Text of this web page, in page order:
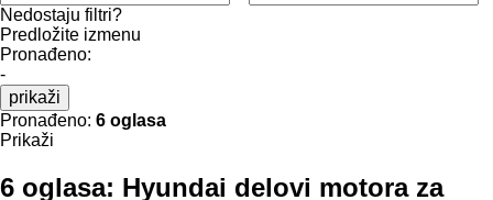
Nedostaju filtri?
Predložite izmenu
Pronađeno:
-
prikaži
Pronađeno: 6 oglasa
Prikaži
6 oglasa: Hyundai delovi motora za